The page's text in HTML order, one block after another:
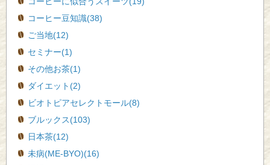
コーヒー豆知識(38)
ご当地(12)
セミナー(1)
その他お茶(1)
ダイエット(2)
ビオトピアセレクトモール(8)
ブルックス(103)
日本茶(12)
未病(ME-BYO)(16)